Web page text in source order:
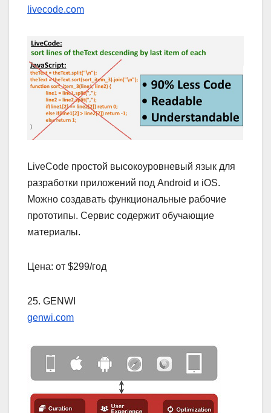
livecode.com
LiveCode простой высокоуровневый язык для
разработки приложений под Android и iOS.
Можно создавать функциональные рабочие
прототипы. Сервис содержит обучающие
материалы.
Цена: от $299/год
25. GENWI
genwi.com